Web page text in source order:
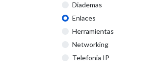
Diademas
Enlaces
Herramientas
Networking
Telefonia IP